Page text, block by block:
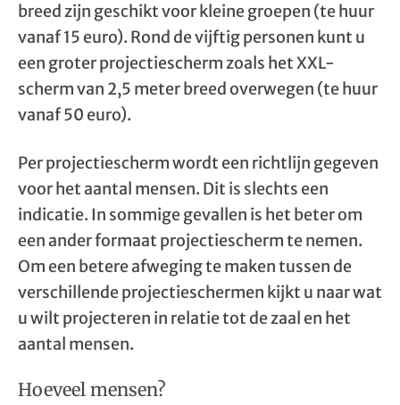
breed zijn geschikt voor kleine groepen (te huur
vanaf 15 euro). Rond de vijftig personen kunt u
een groter projectiescherm zoals het XXL-
scherm van 2,5 meter breed overwegen (te huur
vanaf 50 euro).
Per projectiescherm wordt een richtlijn gegeven
voor het aantal mensen. Dit is slechts een
indicatie. In sommige gevallen is het beter om
een ander formaat projectiescherm te nemen.
Om een betere afweging te maken tussen de
verschillende projectieschermen kijkt u naar wat
u wilt projecteren in relatie tot de zaal en het
aantal mensen.
Hoeveel mensen?